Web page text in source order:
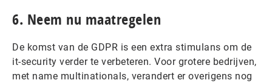
6. Neem nu maatregelen
De komst van de GDPR is een extra stimulans om de
it-security verder te verbeteren. Voor grotere bedrijven,
met name multinationals, verandert er overigens nog